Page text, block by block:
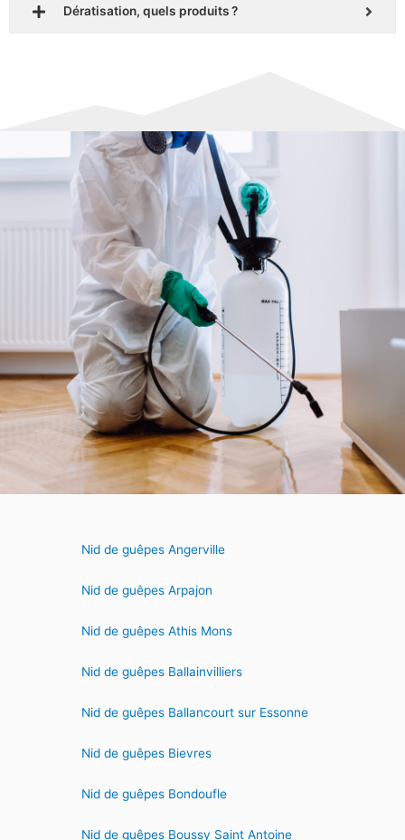
Dératisation, quels produits ?
Nid de guêpes Angerville
Nid de guêpes Arpajon
Nid de guêpes Athis Mons
Nid de guêpes Ballainvilliers
Nid de guêpes Ballancourt sur Essonne
Nid de guêpes Bievres
Nid de guêpes Bondoufle
Nid de guêpes Boussy Saint Antoine